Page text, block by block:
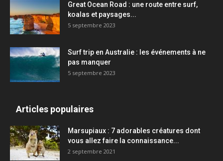
Great Ocean Road : une route entre surf,
koalas et paysages...
5 septembre 2023
Surf trip en Australie : les événements à ne
pas manquer
5 septembre 2023
Articles populaires
Marsupiaux : 7 adorables créatures dont
vous allez faire la connaissance...
2 septembre 2021